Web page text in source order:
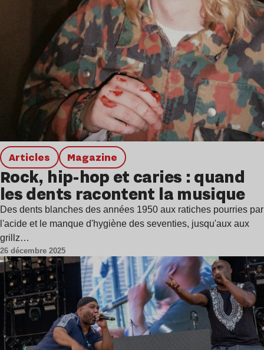
Articles magazine
Rock, hip-hop et caries : quand
les dents racontent la musique
Des dents blanches des années 1950 aux ratiches pourries par
l'acide et le manque d'hygiène des seventies, jusqu'aux aux
grillz…
26 décembre 2025